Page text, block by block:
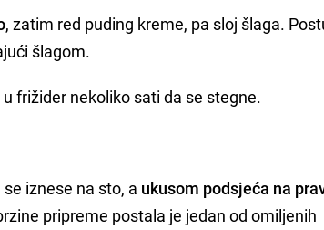
, zatim red puding kreme, pa sloj šlaga.
šlagom.
frižider nekoliko sati da se stegne.
iznese na sto, a ukusom podsjeća na
pripreme postala je jedan od omiljenih